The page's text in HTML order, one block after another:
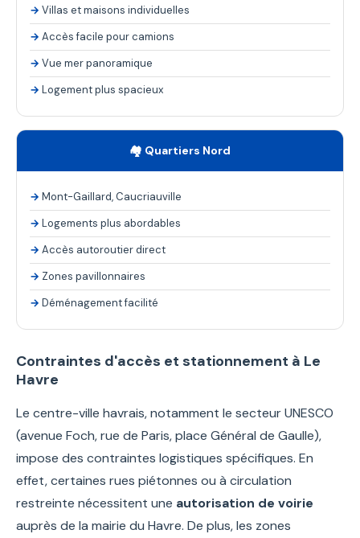
Villas et maisons individuelles
Accès facile pour camions
Vue mer panoramique
Logement plus spacieux
🏘️ Quartiers Nord
Mont-Gaillard, Caucriauville
Logements plus abordables
Accès autoroutier direct
Zones pavillonnaires
Déménagement facilité
Contraintes d'accès et stationnement à Le
Havre
Le centre-ville havrais, notamment le secteur UNESCO
(avenue Foch, rue de Paris, place Général de Gaulle),
impose des contraintes logistiques spécifiques. En
effet, certaines rues piétonnes ou à circulation
restreinte nécessitent une autorisation de voirie
auprès de la mairie du Havre. De plus, les zones